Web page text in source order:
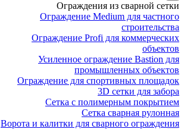
Ограждения из сварной сетки
Ограждение Medium для частного
строительства
Ограждение Profi для коммерческих
объектов
Усиленное ограждение Bastion для
промышленных объектов
Ограждение для спортивных площадок
3D сетки для забора
Сетка с полимерным покрытием
Сетка сварная рулонная
Ворота и калитки для сварного ограждения